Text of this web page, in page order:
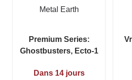
Metal Earth
Premium Series:
Ghostbusters, Ecto-1
Dans 14 jours